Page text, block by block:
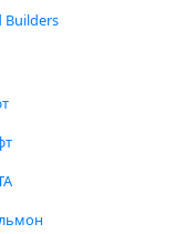
Builders